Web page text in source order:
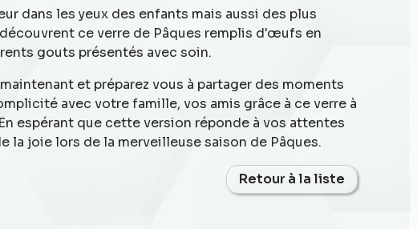
dans les yeux des enfants mais aussi des plus
ce verre de Pâques remplis d'œufs en
gouts présentés avec soin.
et préparez vous à partager des moments
avec votre famille, vos amis grâce à ce verre à
espérant que cette version réponde à vos attentes
la joie lors de la merveilleuse saison de Pâques.
Retour à la liste